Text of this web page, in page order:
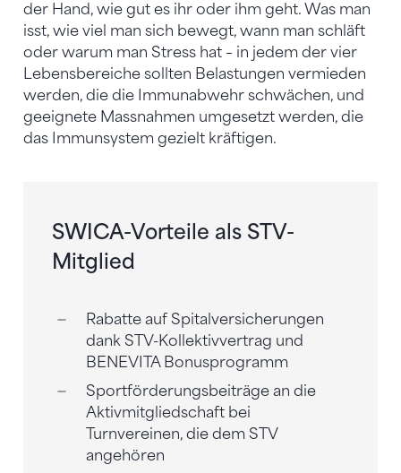
der Hand, wie gut es ihr oder ihm geht. Was man
isst, wie viel man sich bewegt, wann man schläft
oder warum man Stress hat – in jedem der vier
Lebensbereiche sollten Belastungen vermieden
werden, die die Immunabwehr schwächen, und
geeignete Massnahmen umgesetzt werden, die
das Immunsystem gezielt kräftigen.
SWICA-Vorteile als STV-
Mitglied
Rabatte auf Spitalversicherungen
dank STV-Kollektivvertrag und
BENEVITA Bonusprogramm
Sportförderungsbeiträge an die
Aktivmitgliedschaft bei
Turnvereinen, die dem STV
angehören